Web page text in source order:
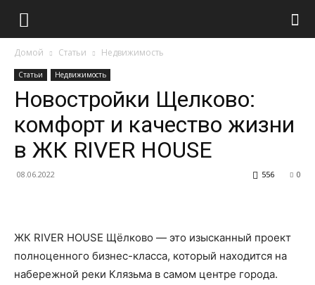
Домой Статьи Недвижимость
Статьи Недвижимость
Новостройки Щелково:
комфорт и качество жизни
в ЖК RIVER HOUSE
08.06.2022 0
556
ЖК RIVER HOUSE Щёлково — это изысканный проект
полноценного бизнес-класса, который находится на
набережной реки Клязьма в самом центре города.